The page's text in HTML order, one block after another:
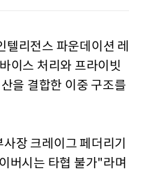
텔리전스 파운데이션 레
이스 처리와 프라이빗
을 결합한 이중 구조를
장 크레이그 페더리기
버시는 타협 불가"라며